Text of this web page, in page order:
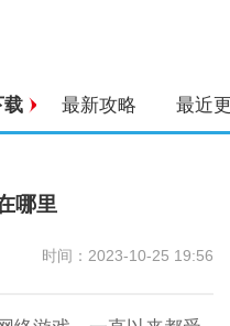
载 最新攻略 最近
哪里
时间：2023-10-25 19:56